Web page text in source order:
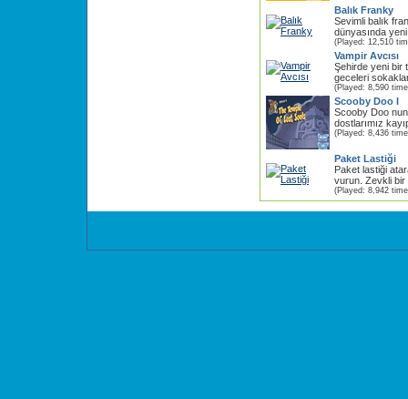
Balık Franky
Sevimli balık
dünyasında
(Played: 12,510
Vampir Avcısı
Şehirde yeni bir
geceleri
(Played: 8,590
Scooby Doo I
Scooby Doo
dostlarımız
(Played: 8,436
Paket Lastiği
Paket lastiği
vurun. Zevkli
(Played: 8,942